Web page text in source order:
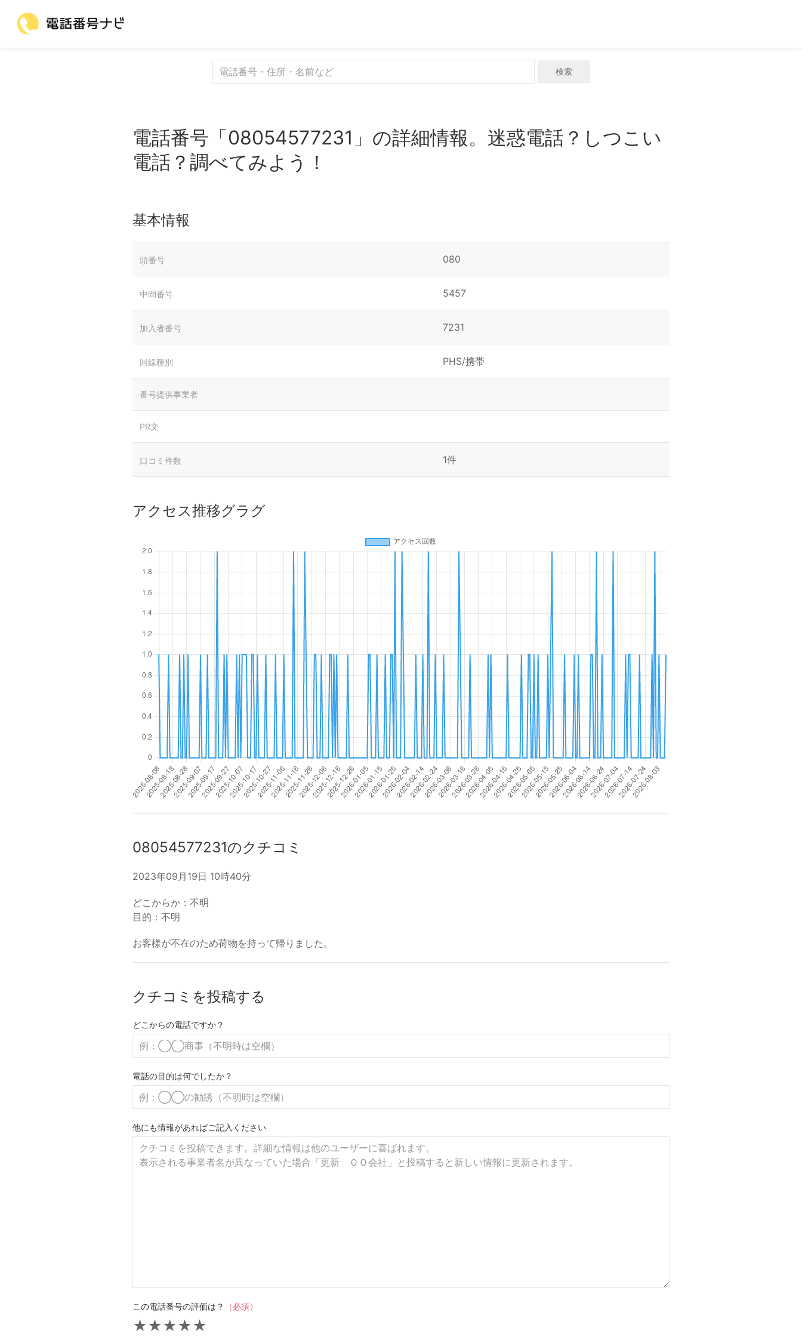
検索
電話番号「08054577231」の詳細情報。迷惑電話？しつこい
電話？調べてみよう！
基本情報
頭番号 080
中間番号 5457
加入者番号 7231
回線種別 PHS/携帯
番号提供事業者
PR文
口コミ件数 1件
アクセス推移グラグ
08054577231のクチコミ
2023年09月19日 10時40分
どこからか：不明
目的：不明
お客様が不在のため荷物を持って帰りました。
クチコミを投稿する
どこからの電話ですか？
電話の目的は何でしたか？
他にも情報があればご記入ください
この電話番号の評価は？ （必須）
★
★
★
★
★